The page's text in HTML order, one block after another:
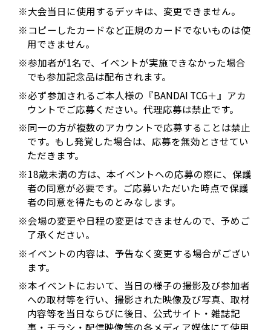
※大会当日に使用するデッキは、変更できません。
※コピーしたカードなど正規のカードでないものは使
用できません。
※参加者が1名で、イベントが実施できなかった場合
でも参加記念品は配布されます。
※必ず参加されるご本人様の『BANDAI TCG＋』アカ
ウントでご応募ください。代理応募は禁止です。
※同一の方が複数のアカウントで応募することは禁止
です。もし発覚した場合は、応募を無効とさせてい
ただきます。
※18歳未満の方は、本イベントへの応募の際に、保護
者の同意が必要です。ご応募いただいた時点で保護
者の同意を得たものとみなします。
※会場の変更や日程の変更はできませんので、予めご
了承ください。
※イベントの内容は、予告なく変更する場合がござい
ます。
※本イベントにおいて、当日の様子の撮影及び参加者
への取材等を行い、撮影された映像及び写真、取材
内容等を当日ならびに後日、公式サイト・雑誌記
事・チラシ・配信映像等の各メディア媒体にて使用